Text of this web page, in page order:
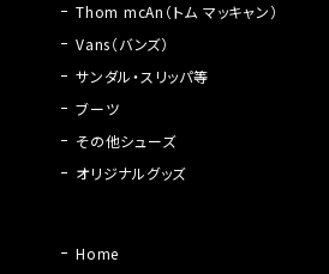
Thom mcAn（トム マッキャン）
Vans（バンズ）
サンダル・スリッパ等
ブーツ
その他シューズ
オリジナルグッズ
Home